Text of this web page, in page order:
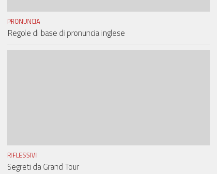
PRONUNCIA
Regole di base di pronuncia inglese
RIFLESSIVI
Segreti da Grand Tour